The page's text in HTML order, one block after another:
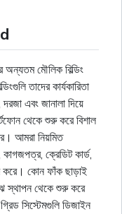
অন্যতম মৌলিক বিল্ডিং
তাদের কার্যকারিতা
এবং জানালা দিয়ে
থেকে শুরু করে বিশাল
আমরা নিয়মিত
ক্রেডিট কার্ড,
করে। কোন ফাঁক ছাড়াই
স্থাপন থেকে শুরু করে
সিস্টেমগুলি ডিজাইন